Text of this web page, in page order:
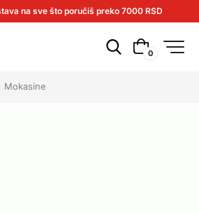
na sve što poručiš preko 7000 RSD
0
Mokasine